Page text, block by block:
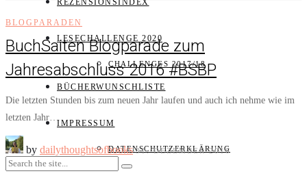
REZENSIONSINDEX
LESECHALLENGE 2020
CHALLENGES 2017/18
BÜCHERWUNSCHLISTE
IMPRESSUM
DATENSCHUTZERKLÄRUNG
BLOGPARADEN
BuchSaiten Blogparade zum
Jahresabschluss 2016 #BSBP
Die letzten Stunden bis zum neuen Jahr laufen und auch ich nehme wie im
letzten Jahr…
by dailythoughtsofbooks 31. DEZEMBER 2016